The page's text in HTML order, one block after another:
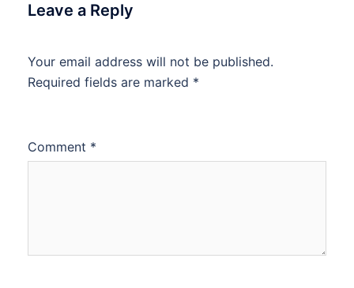
Leave a Reply
Your email address will not be published.
Required fields are marked *
Comment *